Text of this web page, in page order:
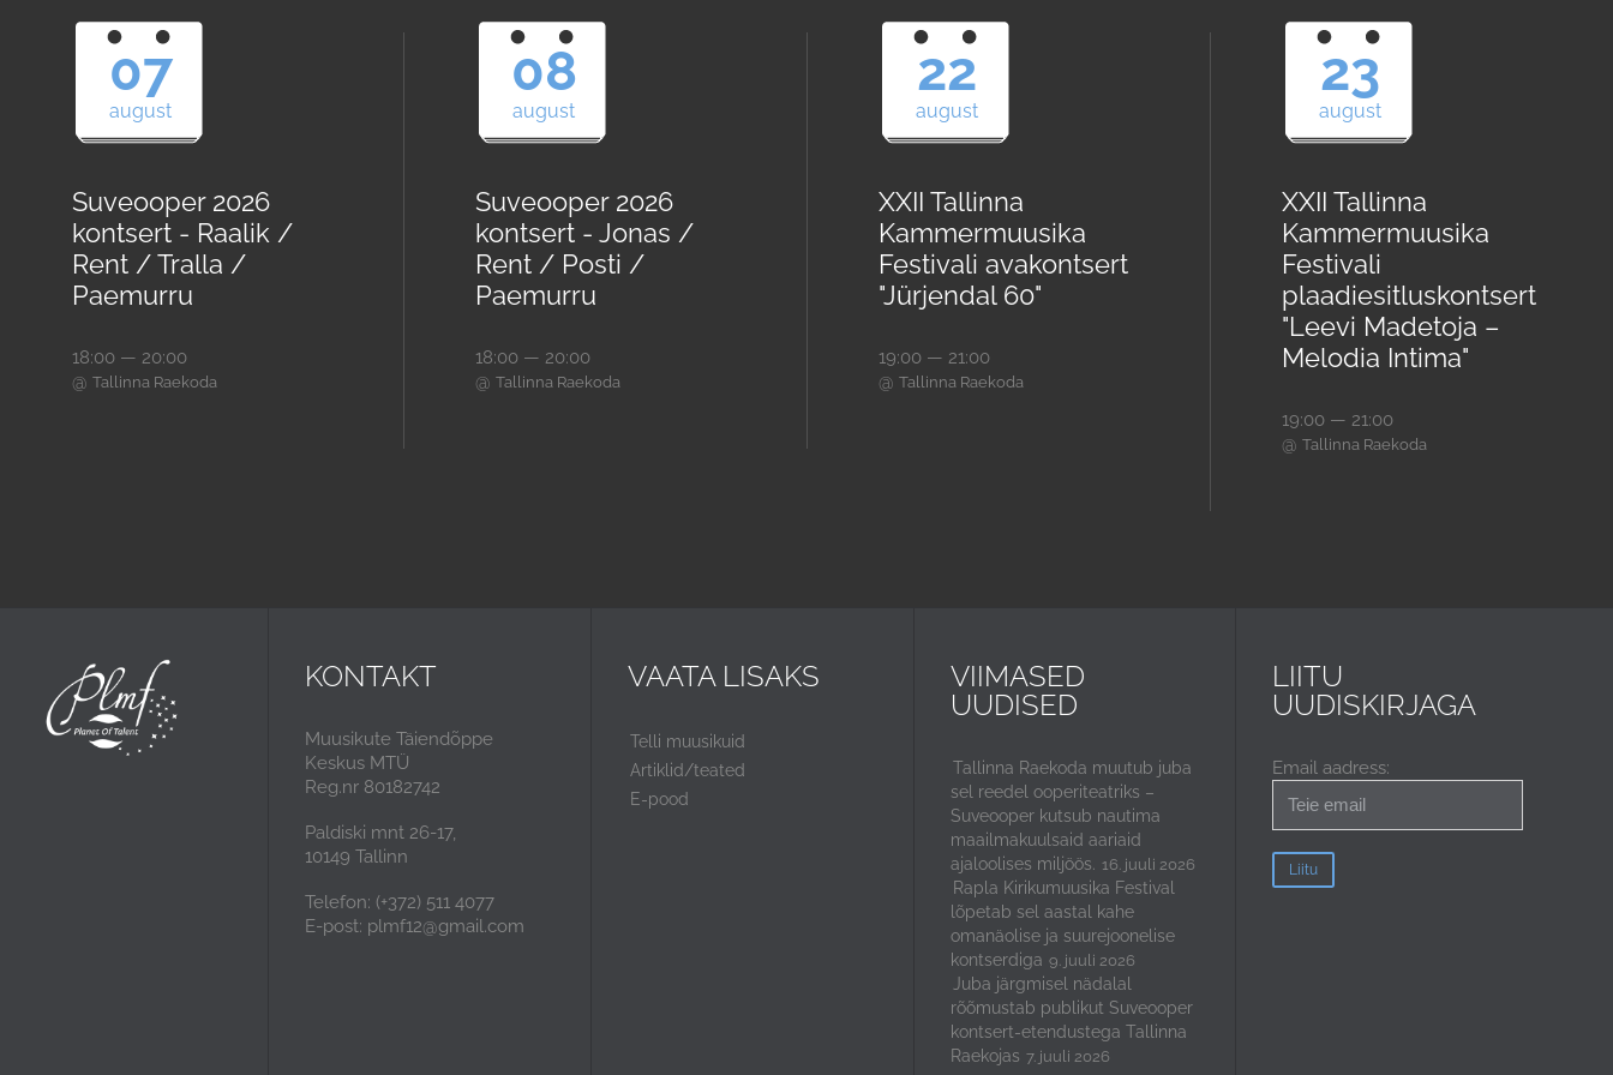
07
august
Suveooper 2026
kontsert - Raalik /
Rent / Tralla /
Paemurru
18:00 — 20:00
@ Tallinna Raekoda
08
august
Suveooper 2026
kontsert - Jonas /
Rent / Posti /
Paemurru
18:00 — 20:00
@ Tallinna Raekoda
22
august
XXII Tallinna
Kammermuusika
Festivali avakontsert
"Jürjendal 60"
19:00 — 21:00
@ Tallinna Raekoda
23
august
XXII Tallinna
Kammermuusika
Festivali
plaadiesitluskontsert
"Leevi Madetoja –
Melodia Intima"
19:00 — 21:00
@ Tallinna Raekoda
KONTAKT
Muusikute Täiendõppe
Keskus MTÜ
Reg.nr 80182742
Paldiski mnt 26-17,
10149 Tallinn
Telefon: (+372) 511 4077
E-post: plmf12@gmail.com
VAATA LISAKS
Telli muusikuid
Artiklid/teated
E-pood
VIIMASED
UUDISED
Tallinna Raekoda muutub juba
sel reedel ooperiteatriks –
Suveooper kutsub nautima
maailmakuulsaid aariaid
ajaloolises miljöös. 16. juuli 2026
Rapla Kirikumuusika Festival
lõpetab sel aastal kahe
omanäolise ja suurejoonelise
kontserdiga 9. juuli 2026
Juba järgmisel nädalal
rõõmustab publikut Suveooper
kontsert-etendustega Tallinna
Raekojas 7. juuli 2026
LIITU
UUDISKIRJAGA
Email aadress: